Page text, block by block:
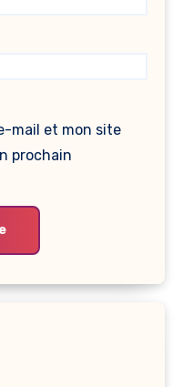
mail et mon site
prochain